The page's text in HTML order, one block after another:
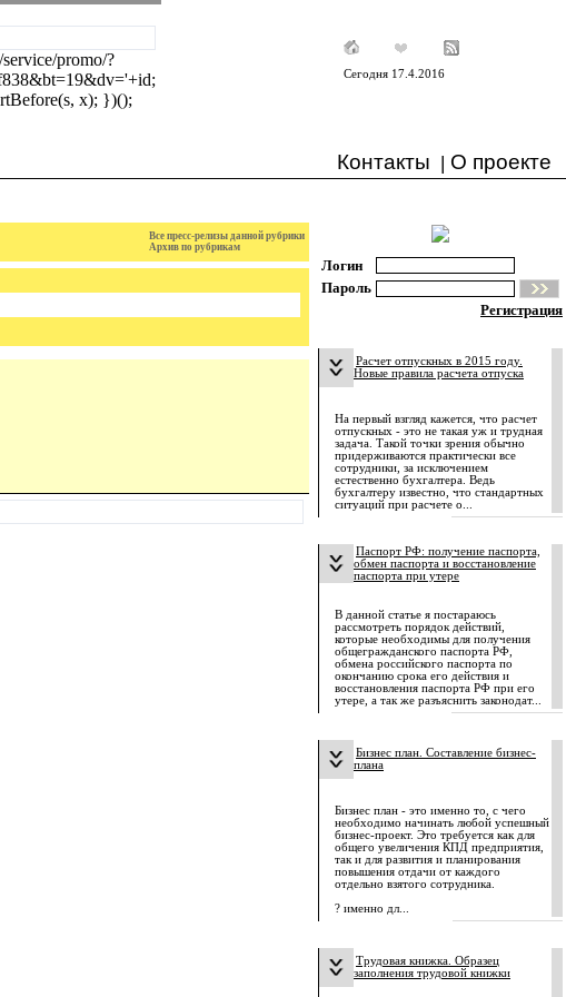
promo/?
x); })();
Сегодня 17.4.2016
Контакты | О проекте
Все пресс-релизы данной рубрики
Архив по рубрикам
Логин
Пароль
Регистрация
Расчет отпускных в 2015 году.
Новые правила расчета отпуска
На первый взгляд кажется, что расчет
отпускных - это не такая уж и трудная
задача. Такой точки зрения обычно
придерживаются практически все
сотрудники, за исключением
естественно бухгалтера. Ведь
бухгалтеру известно, что стандартных
ситуаций при расчете о...
Паспорт РФ: получение паспорта,
обмен паспорта и восстановление
паспорта при утере
В данной статье я постараюсь
рассмотреть порядок действий,
которые необходимы для получения
общегражданского паспорта РФ,
обмена российского паспорта по
окончанию срока его действия и
восстановления паспорта РФ при его
утере, а так же разъяснить законодат...
Бизнес план. Составление бизнес-
плана
Бизнес план - это именно то, с чего
необходимо начинать любой успешный
бизнес-проект. Это требуется как для
общего увеличения КПД предприятия,
так и для развития и планирования
повышения отдачи от каждого
отдельно взятого сотрудника.
? именно дл...
Трудовая книжка. Образец
заполнения трудовой книжки